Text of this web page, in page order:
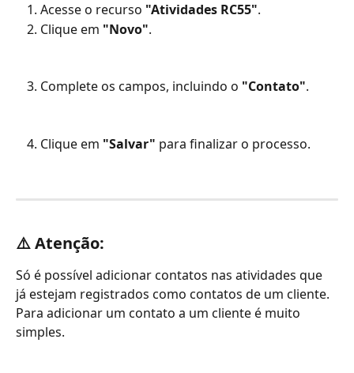
Acesse o recurso "Atividades RC55".
Clique em "Novo".
Complete os campos, incluindo o "Contato".
Clique em "Salvar" para finalizar o processo.
⚠️ Atenção:
Só é possível adicionar contatos nas atividades que
já estejam registrados como contatos de um cliente.
Para adicionar um contato a um cliente é muito
simples.